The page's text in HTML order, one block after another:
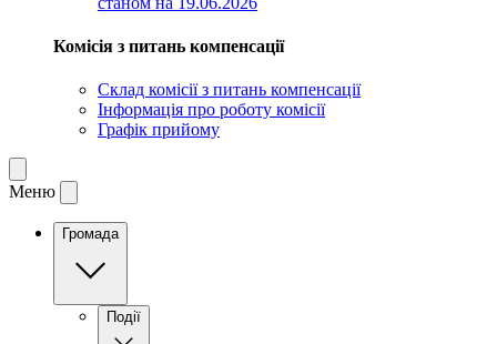
Комісія з питань компенсації
Склад комісії з питань компенсації
Інформація про роботу комісії
Графік прийому
Меню
Громада
Події